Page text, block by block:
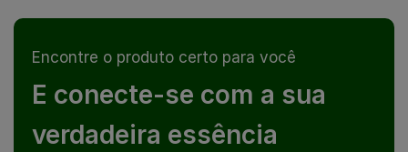
Encontre o produto certo para você
E conecte-se com a sua
verdadeira essência